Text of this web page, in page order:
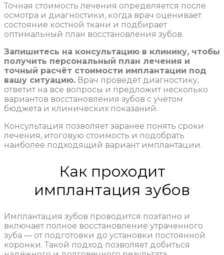
Точная стоимость лечения определяется после
осмотра и диагностики, когда врач оценивает
состояние костной ткани и подбирает
оптимальный план восстановления зубов.
Запишитесь на консультацию в клинику, чтобы
получить персональный план лечения и
точный расчёт стоимости имплантации под
вашу ситуацию. Врач проведёт диагностику,
ответит на все вопросы и предложит несколько
вариантов восстановления зубов с учётом
бюджета и клинических показаний.
Консультация позволяет заранее понять сроки
лечения, итоговую стоимость и подобрать
наиболее подходящий вариант имплантации.
Как проходит
имплантация зубов
Имплантация зубов проводится поэтапно и
включает полное восстановление утраченного
зуба — от подготовки до установки постоянной
коронки. Такой подход позволяет добиться